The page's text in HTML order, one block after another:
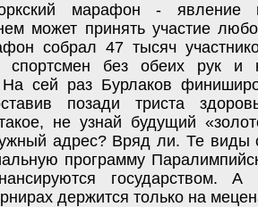
марафон -
может принять участие
собрал 47 тысяч
спортсмен без обеих рук и
На сей раз Бурлаков
позади триста
не узнай будущий
адрес? Вряд ли. Те виды
программу
государством. А
держится только на